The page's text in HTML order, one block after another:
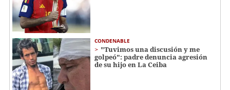
CONDENABLE
"Tuvimos una discusión y me
golpeó": padre denuncia agresión
de su hijo en La Ceiba